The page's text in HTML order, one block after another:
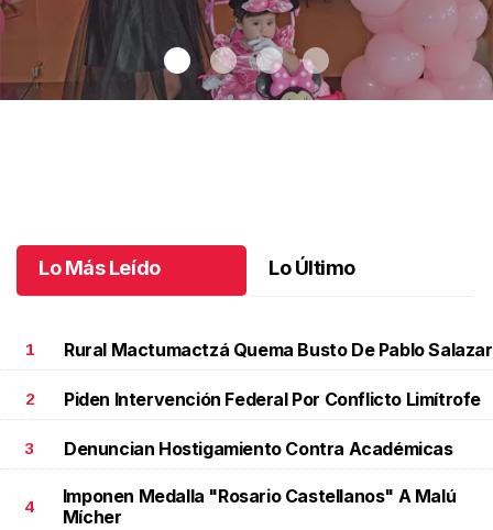
Lo Más Leído Lo Último
1 Rural Mactumactzá Quema Busto De Pablo Salazar
2 Piden Intervención Federal Por Conflicto Limítrofe
3 Denuncian Hostigamiento Contra Académicas
4
Imponen Medalla "Rosario Castellanos" A Malú
Mícher